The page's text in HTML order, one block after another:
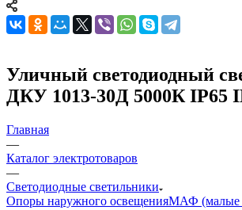
Уличный светодиодный
ДКУ 1013-30Д 5000К IP65
Главная
—
Каталог электротоваров
—
Светодиодные светильники
Опоры наружного освещенияМАФ (малые